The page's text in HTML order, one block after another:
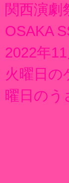
関西演劇
OSAKA
2022年
火曜日
曜日のう